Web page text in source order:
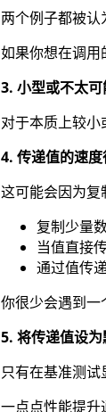
两个例子都被认
如果你想在调用
3. 小型或不太
对于本质上较小
4. 传递值的速
这可能会因为复
复制少量
当值直接
通过值传
你很少会遇到一
5. 将传递值设
只有在基准测试
一点点性能提升